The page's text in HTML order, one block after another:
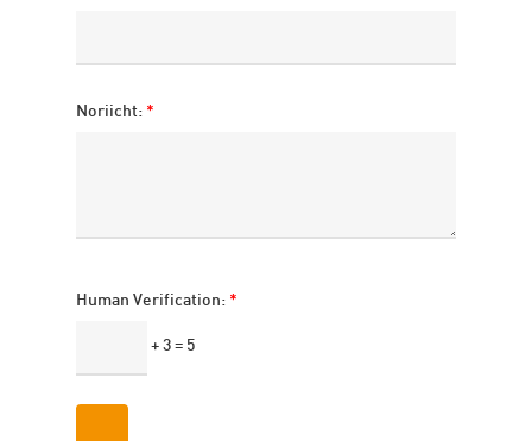
Noriicht: *
Human Verification: *
+ 3 = 5